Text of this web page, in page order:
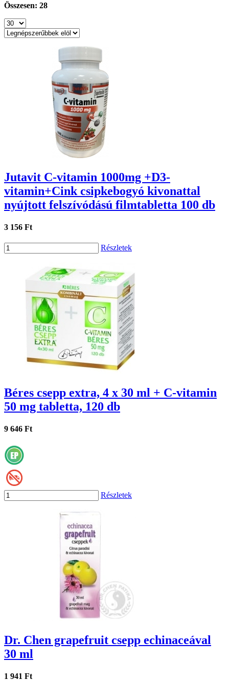
Összesen: 28
Jutavit C-vitamin 1000mg +D3-
vitamin+Cink csipkebogyó kivonattal
nyújtott felszívódású filmtabletta 100 db
3 156 Ft
Részletek
Béres csepp extra, 4 x 30 ml + C-vitamin
50 mg tabletta, 120 db
9 646 Ft
Részletek
Dr. Chen grapefruit csepp echinaceával
30 ml
1 941 Ft